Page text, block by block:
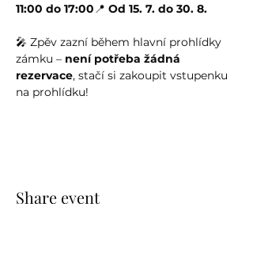
11:00 do 17:00📍 Od 15. 7. do 30. 8.
🎤 Zpěv zazní během hlavní prohlídky
zámku – není potřeba žádná
rezervace, stačí si zakoupit vstupenku
na prohlídku!
Share event